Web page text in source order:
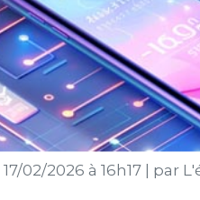
17/02/2026 à 16h17 par